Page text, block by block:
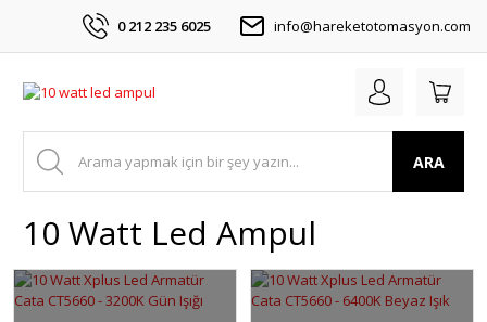
0 212 235 6025 info@hareketotomasyon.com
ARA
10 Watt Led Ampul